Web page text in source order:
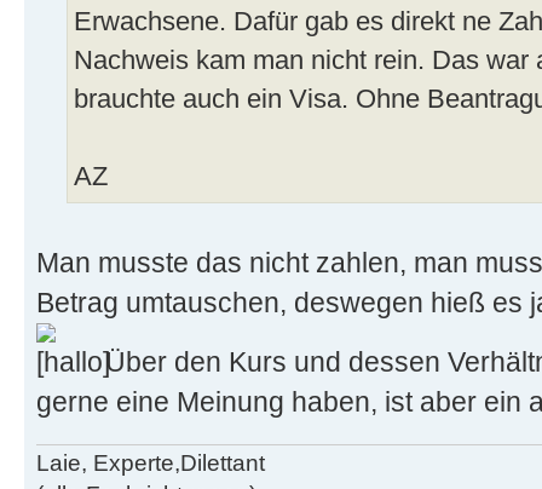
Erwachsene. Dafür gab es direkt ne
Nachweis kam man nicht rein. Das war
brauchte auch ein Visa. Ohne
AZ
Man musste das nicht zahlen, man
Betrag umtauschen, deswegen hieß es
Über den Kurs und dessen
gerne eine Meinung haben, ist aber ein
Laie, Experte,Dilettant